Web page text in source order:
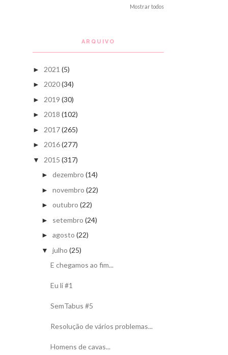
Mostrar todos
ARQUIVO
► 2021 (5)
► 2020(34)
► 2019 (30)
► 2018 (102)
► 2017(265)
► 2016(277)
▼ 2015 (317)
► dezembro (14)
► novembro (22)
► outubro (22)
► setembro (24)
► agosto (22)
▼ julho (25)
E chegamos ao fim...
Eu li #1
SemTabus #5
Resolução de vários problemas...
Homens de cavas...